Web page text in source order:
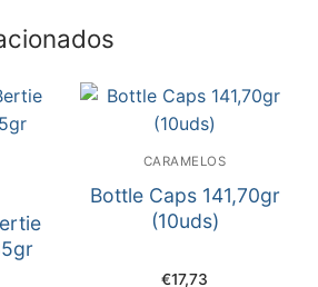
CARAMELOS
Bottle Caps 141,70gr
(10uds)
€17,73